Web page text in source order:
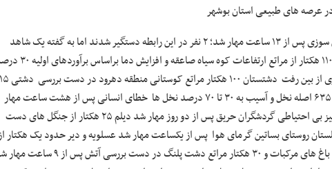
استان بوشهر
منطقه وسعت علت توضیح دشستان مراتع منطقه بهمرد سهل انگاری آتش سوزی پس از ۱۳ ساعت مهار شد؛ ۲ نفر در این رابطه دستگیر شدند اما به گفته یک شاهد
عینی علت آتش‌سوزی کوه سیاه رعد و برق بود. بخش بوشکان دشتستان ۱۱۰۰ هکتار از مراتع ارتفاعات کوه سیاه
از پوشش درختی و ۸۰ درصد از پوشش مرتعی در مدت چهار روز آتش سوزی از بین رفت دشتستان ۱۰۰ هکتار مراتع کوستانی منطقه دهرود در دست بررسی دشتی ۱۵
هکتار از مراتع تنگ سدر در دست بررسی روستای بنه جابری سوخته شدن ۶۳۵ اصله نخل و آسیب به ۳۰ تا ۷۰ درصد نخل ها خطای انسانی پس از هشت ساعت مهار
شد تنگستان ۵۰ هکتار از مراتع کوه‌های بیرمی منطقه نمونه گردشگری خائیز بی احتیاطی گردشگران حریق پس از دو روز مهار شد دیلم ۲۵ هکتار از جنگل های دست
روستای بساتین گرمای هوا پس از یکساعت مهار شد عسلویه و دیر حدود یک هکتار
انواع درخت‌های بیشه طعمه آتش شد در دست بررسی دشتی ۵۰ هکتار از باغ های مرکبات و ۳۰ هکتار مراتع دشت پلنگ در دست بررسی آتش